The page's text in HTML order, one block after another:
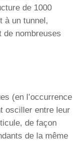
de 1000
à un tunnel,
de nombreuses
(en l’occurrence
osciller entre leur
de façon
de la même